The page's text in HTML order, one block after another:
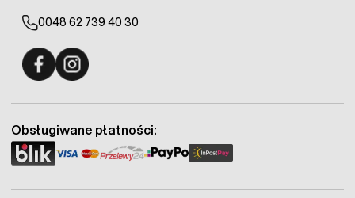
0048 62 739 40 30
Obsługiwane płatności: